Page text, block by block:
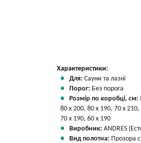
Характеристики:
Для: Сауни та лазні
Порог: Без порога
Розмір по коробці, см:
80 х 200, 80 х 190, 70 х
70 х 190, 60 х 190
Виробник: ANDRES
Вид полотна: Прозора